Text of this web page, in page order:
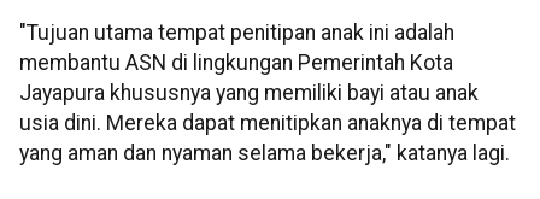
"Tujuan utama tempat penitipan anak ini adalah
membantu ASN di lingkungan Pemerintah Kota
Jayapura khususnya yang memiliki bayi atau anak
usia dini. Mereka dapat menitipkan anaknya di tempat
yang aman dan nyaman selama bekerja," katanya lagi.